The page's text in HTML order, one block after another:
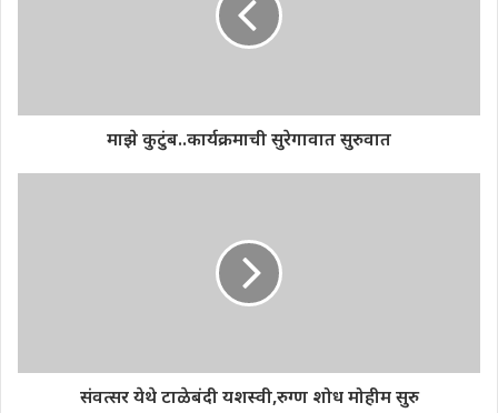
माझे कुटुंब..कार्यक्रमाची सुरेगावात सुरुवात
संवत्सर येथे टाळेबंदी यशस्वी,रुग्ण शोध मोहीम सुरु